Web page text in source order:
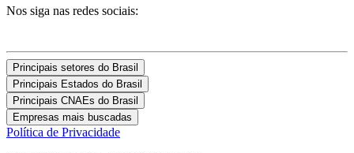
Nos siga nas redes sociais:
Principais setores do Brasil
Principais Estados do Brasil
Principais CNAEs do Brasil
Empresas mais buscadas
Política de Privacidade